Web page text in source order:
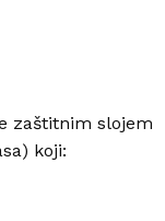
zaštitnim slojem
koji: